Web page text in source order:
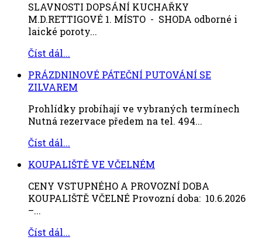
SLAVNOSTI DOPSÁNÍ KUCHAŘKY
M.D.RETTIGOVÉ 1. MÍSTO - SHODA odborné i
laické poroty...
Číst dál...
PRÁZDNINOVÉ PÁTEČNÍ PUTOVÁNÍ SE
ZILVAREM
Prohlídky probíhají ve vybraných termínech
Nutná rezervace předem na tel. 494...
Číst dál...
KOUPALIŠTĚ VE VČELNÉM
CENY VSTUPNÉHO A PROVOZNÍ DOBA
KOUPALIŠTĚ VČELNÉ Provozní doba: 10.6.2026
–...
Číst dál...